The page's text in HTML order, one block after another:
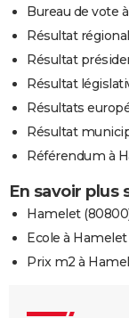
Bureau de vote
Résultat
Résultat
Résultat
Résultats
Résultat
Référendum à
En savoir plus
Hamelet
Ecole à Hamelet
Prix m2 à